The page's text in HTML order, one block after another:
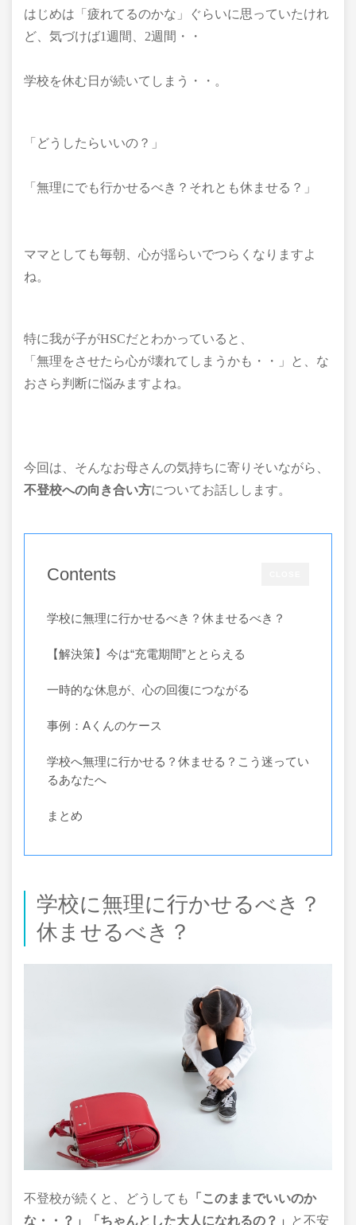
はじめは「疲れてるのかな」ぐらいに思っていたけれ
ど、気づけば1週間、2週間・・
学校を休む日が続いてしまう・・。
「どうしたらいいの？」
「無理にでも行かせるべき？それとも休ませる？」
ママとしても毎朝、心が揺らいでつらくなりますよ
ね。
特に我が子がHSCだとわかっていると、
「無理をさせたら心が壊れてしまうかも・・」と、な
おさら判断に悩みますよね。
今回は、そんなお母さんの気持ちに寄りそいながら、
不登校への向き合い方についてお話しします。
Contents
学校に無理に行かせるべき？休ませるべき？
【解決策】今は“充電期間”ととらえる
一時的な休息が、心の回復につながる
事例：Aくんのケース
学校へ無理に行かせる？休ませる？こう迷ってい
るあなたへ
まとめ
学校に無理に行かせるべき？
休ませるべき？
不登校が続くと、どうしても
「このままでいいのか
な・・？」「ちゃんとした大人になれるの？」
と不安